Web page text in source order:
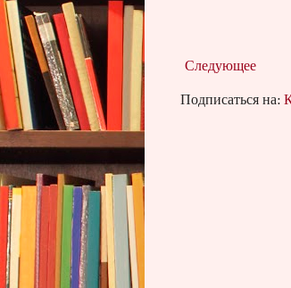
Следующее
Подписаться на: